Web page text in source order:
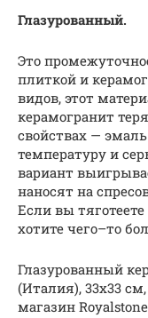
Глазурованный.
Это
плиткой и
видов, этот
керамогранит
свойствах —
температуру и
вариант
наносят на
Если вы
хотите чего–то
Глазурованный
(Италия), 33х33
магазин Royalstone